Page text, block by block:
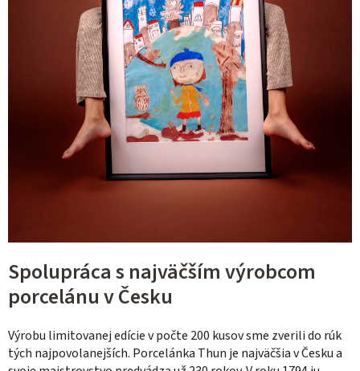
Spolupráca s najväčším výrobcom
porcelánu v Česku
Výrobu limitovanej edície v počte 200 kusov sme zverili do rúk
tých najpovolanejších. Porcelánka Thun je najväčšia v Česku a